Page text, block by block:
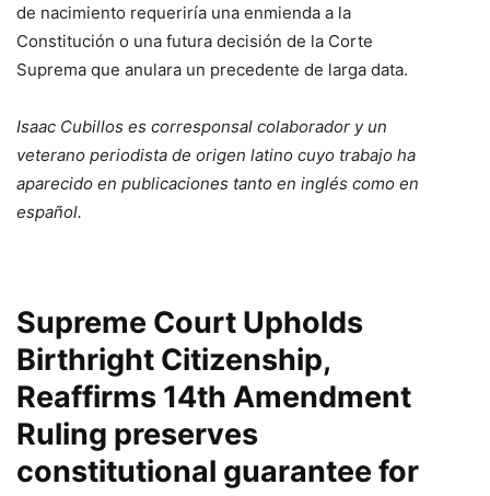
de nacimiento requeriría una enmienda a la
Constitución o una futura decisión de la Corte
Suprema que anulara un precedente de larga data.
Isaac Cubillos es corresponsal colaborador y un
veterano periodista de origen latino cuyo trabajo ha
aparecido en publicaciones tanto en inglés como en
español.
Supreme Court Upholds
Birthright Citizenship,
Reaffirms 14th Amendment
Ruling preserves
constitutional guarantee for